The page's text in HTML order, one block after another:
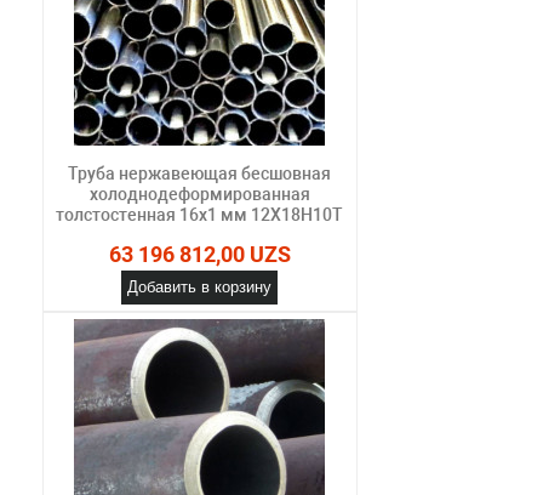
Труба нержавеющая бесшовная
холоднодеформированная
толстостенная 16х1 мм 12Х18Н10Т
63 196 812,00 UZS
Добавить в корзину